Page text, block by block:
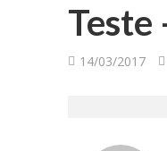
Teste
14/03/2017